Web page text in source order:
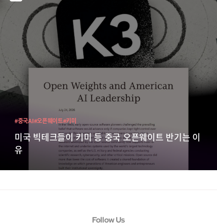
미국 빅테크들이 키미 등 중국 오픈웨이트 반기는 이
유
#중국AI#오픈웨이트#키미
Follow Us